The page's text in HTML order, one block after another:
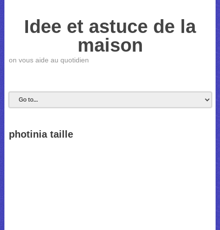
Idee et astuce de la
maison
on vous aide au quotidien
photinia taille